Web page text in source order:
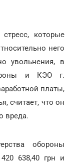
которые
него
увольнения, в
и КЭО г.
платы,
считает, что он
вреда.
обороны
638,40 грн и